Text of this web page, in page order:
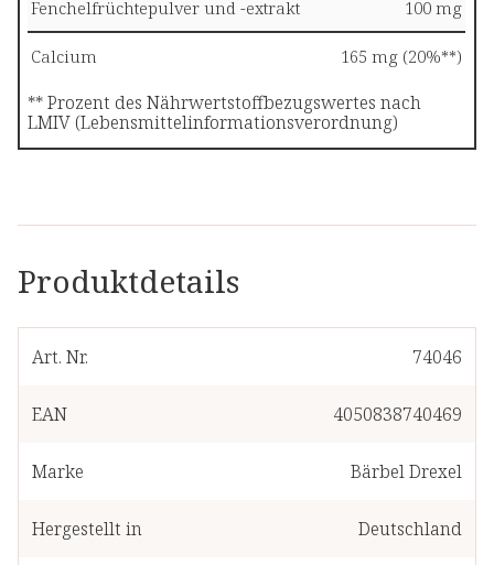
Produktdetails
Art. Nr. 74046
EAN 4050838740469
Marke Bärbel Drexel
Hergestellt in Deutschland
Fenchelfrüchtepulver und -extrakt 100 mg
Calcium 165 mg (20%**)
** Prozent des Nährwertstoffbezugswertes nach
LMIV (Lebensmittelinformationsverordnung)